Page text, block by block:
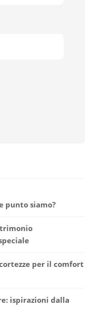
punto siamo?
per il comfort
ispirazioni dalla